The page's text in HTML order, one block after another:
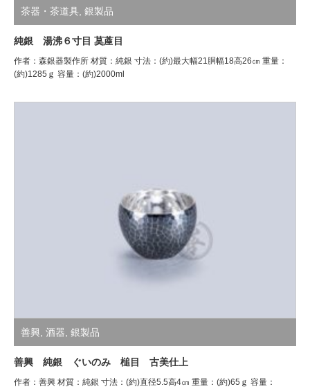
茶器・茶道具 銀製品
純銀 湯沸６寸目 茣蓙目
作者：森銀器製作所 材質：純銀 寸法：(約)最大幅21胴幅18高26㎝ 重量：
(約)1285ｇ 容量：(約)2000ml
善興 酒器 銀製品
善興 純銀 ぐいのみ 槌目 古美仕上
作者：善興 材質：純銀 寸法：(約)直径5.5高4㎝ 重量：(約)65ｇ 容量：